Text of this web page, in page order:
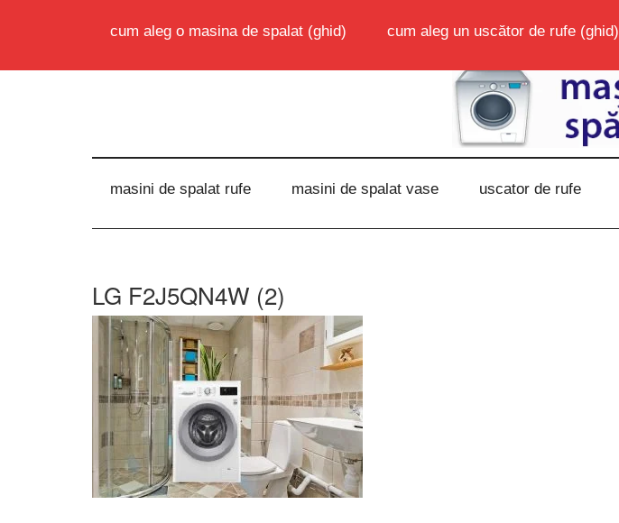
cum aleg o masina de spalat (ghid) cum aleg un uscător de rufe (ghid)
masini de spalat rufe masini de spalat vase uscator de rufe
LG F2J5QN4W (2)